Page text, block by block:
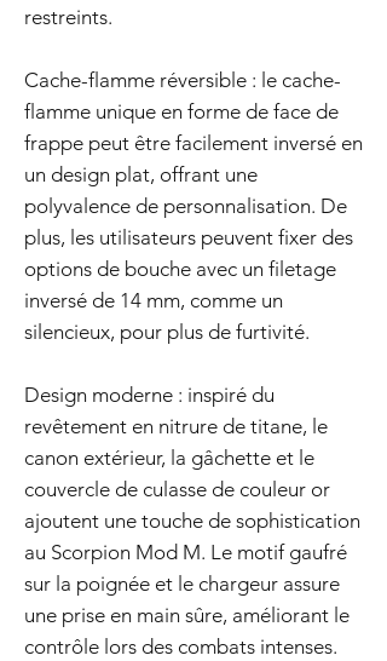
restreints.
Cache-flamme réversible : le cache-
flamme unique en forme de face de
frappe peut être facilement inversé en
un design plat, offrant une
polyvalence de personnalisation. De
plus, les utilisateurs peuvent fixer des
options de bouche avec un filetage
inversé de 14 mm, comme un
silencieux, pour plus de furtivité.
Design moderne : inspiré du
revêtement en nitrure de titane, le
canon extérieur, la gâchette et le
couvercle de culasse de couleur or
ajoutent une touche de sophistication
au Scorpion Mod M. Le motif gaufré
sur la poignée et le chargeur assure
une prise en main sûre, améliorant le
contrôle lors des combats intenses.